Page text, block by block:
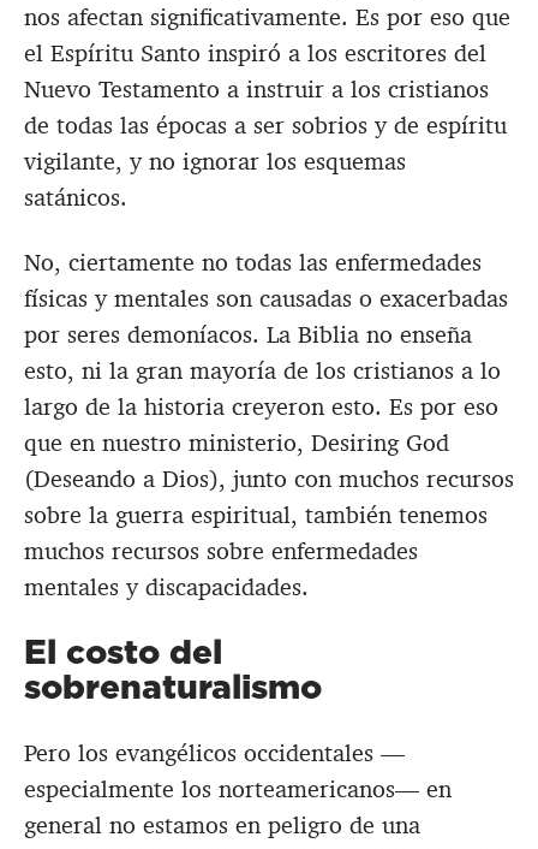
nos afectan significativamente. Es por eso que
el Espíritu Santo inspiró a los escritores del
Nuevo Testamento a instruir a los cristianos
de todas las épocas a ser sobrios y de espíritu
vigilante, y no ignorar los esquemas
satánicos.
No, ciertamente no todas las enfermedades
físicas y mentales son causadas o exacerbadas
por seres demoníacos. La Biblia no enseña
esto, ni la gran mayoría de los cristianos a lo
largo de la historia creyeron esto. Es por eso
que en nuestro ministerio, Desiring God
(Deseando a Dios), junto con muchos recursos
sobre la guerra espiritual, también tenemos
muchos recursos sobre enfermedades
mentales y discapacidades.
El costo del
sobrenaturalismo
Pero los evangélicos occidentales —
especialmente los norteamericanos— en
general no estamos en peligro de una